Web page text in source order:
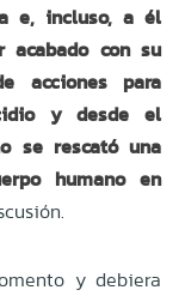
e, incluso, a él
acabado con su
acciones para
y desde el
se rescató una
humano en
y debiera